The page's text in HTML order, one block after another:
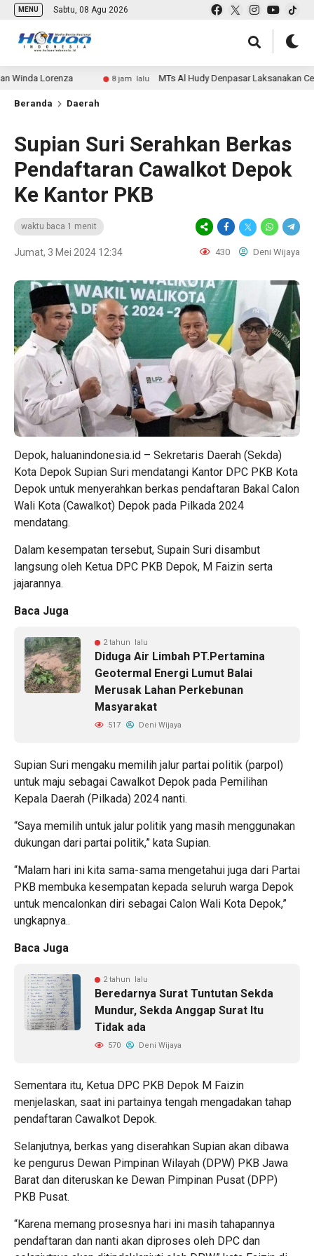
MENU Sabtu, 08 Agu 2026
Lorenza 8 jam lalu MTs Al Hudy Denpasar Laksanakan Cek
Beranda Daerah
Supian Suri Serahkan Berkas
Pendaftaran Cawalkot Depok
Ke Kantor PKB
waktu baca 1 menit
Jumat, 3 Mei 2024 12:34 430 Deni Wijaya
Depok, haluanindonesia.id – Sekretaris Daerah (Sekda)
Kota Depok Supian Suri mendatangi Kantor DPC PKB Kota
Depok untuk menyerahkan berkas pendaftaran Bakal Calon
Wali Kota (Cawalkot) Depok pada Pilkada 2024
mendatang.
Dalam kesempatan tersebut, Supain Suri disambut
langsung oleh Ketua DPC PKB Depok, M Faizin serta
jajarannya.
Baca Juga
2 tahun lalu
Diduga Air Limbah PT.Pertamina
Geotermal Energi Lumut Balai
Merusak Lahan Perkebunan
Masyarakat
517 Deni Wijaya
Supian Suri mengaku memilih jalur partai politik (parpol)
untuk maju sebagai Cawalkot Depok pada Pemilihan
Kepala Daerah (Pilkada) 2024 nanti.
“Saya memilih untuk jalur politik yang masih menggunakan
dukungan dari partai politik,” kata Supian.
“Malam hari ini kita sama-sama mengetahui juga dari Partai
PKB membuka kesempatan kepada seluruh warga Depok
untuk mencalonkan diri sebagai Calon Wali Kota Depok,”
ungkapnya..
Baca Juga
2 tahun lalu
Beredarnya Surat Tuntutan Sekda
Mundur, Sekda Anggap Surat Itu
Tidak ada
570 Deni Wijaya
Sementara itu, Ketua DPC PKB Depok M Faizin
menjelaskan, saat ini partainya tengah mengadakan tahap
pendaftaran Cawalkot Depok.
Selanjutnya, berkas yang diserahkan Supian akan dibawa
ke pengurus Dewan Pimpinan Wilayah (DPW) PKB Jawa
Barat dan diteruskan ke Dewan Pimpinan Pusat (DPP)
PKB Pusat.
“Karena memang prosesnya hari ini masih tahapannya
pendaftaran dan nanti akan diproses oleh DPC dan